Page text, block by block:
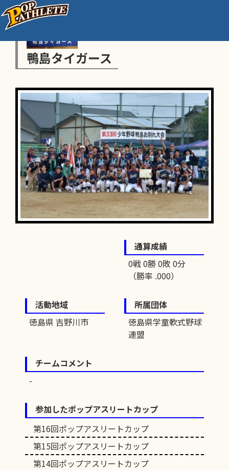
鴨島タイガース
通算成績
0戦 0勝 0敗 0分
（勝率 .000）
活動地域
徳島県 吉野川市
所属団体
徳島県学童軟式野球
連盟
チームコメント
参加したポップアスリートカップ
第16回ポップアスリートカップ
第15回ポップアスリートカップ
第14回ポップアスリートカップ